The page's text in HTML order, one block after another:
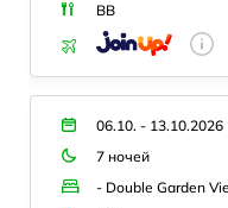
BB
06.10. - 13.10.2026
7 ночей
- Double Garden